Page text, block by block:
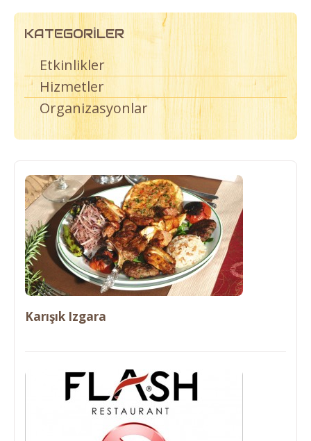
KATEGORILER
Etkinlikler
Hizmetler
Organizasyonlar
Karışık Izgara